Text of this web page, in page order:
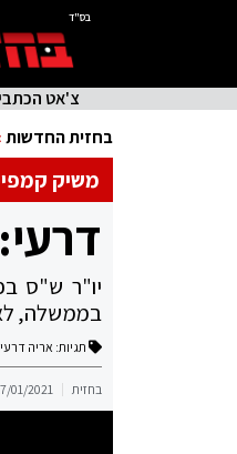
בס"ד
צ'אט
בחזית החדשות
משיק
יו"ר ש"ס
בממשלה, לא
תגיות: אריה דרעי
בחזית 01/2021